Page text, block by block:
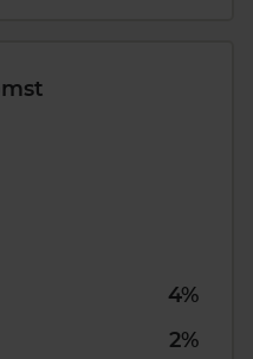
4%
2%